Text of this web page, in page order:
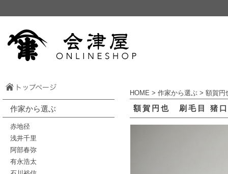
作家から選ぶ
赤地径
浅井千里
阿部春弥
有永浩太
HOME > 作家から選ぶ > 額賀円
額賀円也 刷毛目 猪